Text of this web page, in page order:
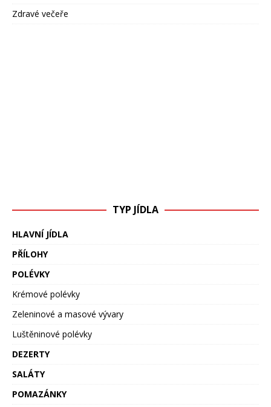
Zdravé večeře
TYP JÍDLA
HLAVNÍ JÍDLA
PŘÍLOHY
POLÉVKY
Krémové polévky
Zeleninové a masové vývary
Luštěninové polévky
DEZERTY
SALÁTY
POMAZÁNKY